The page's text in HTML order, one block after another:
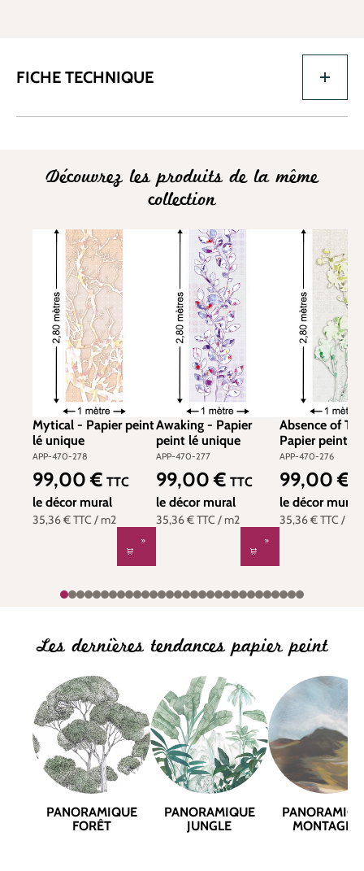
FICHE TECHNIQUE
Découvrez les produits de la même
collection
Mytical - Papier peint
lé unique
APP-470-278
35,36 €TTC / m2
Prix régulier :
99,00 € TTC
le décor mural
Awaking - Papier
peint lé unique
APP-470-277
35,36 €TTC / m2
Prix régulier :
99,00 € TTC
le décor mural
Absence of
Papier peint
APP-470-276
35,36 €TTC / m2
Prix régulier :
99,00 €
le décor mural
Les dernières tendances papier peint
PANORAMIQUE
FORÊT
PANORAMIQUE
JUNGLE
MONTAGNE